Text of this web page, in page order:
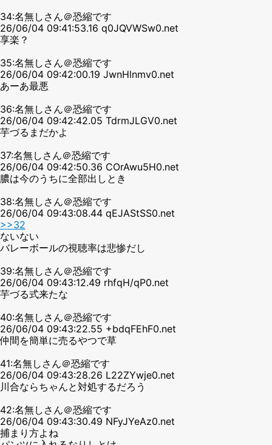
34:名無しさん＠恐縮です
26/06/04 09:41:53.16 q0JQVWSw0.net
享楽？
35:名無しさん＠恐縮です
26/06/04 09:42:00.19 JwnHlnmv0.net
あーあ最悪
36:名無しさん＠恐縮です
26/06/04 09:42:42.05 TdrmJLGV0.net
芋づるまだかよ
37:名無しさん＠恐縮です
26/06/04 09:42:50.36 COrAwu5H0.net
膿は今のうちに全部出しとき
38:名無しさん＠恐縮です
26/06/04 09:43:08.44 qEJAStSS0.net
>>32
ないない
バレーボールの視聴率は悲惨だし
39:名無しさん＠恐縮です
26/06/04 09:43:12.49 rhfqH/qP0.net
芋づる式来たな
40:名無しさん＠恐縮です
26/06/04 09:43:22.55 +bdqFEhF0.net
仲間を簡単に売るやつで草
41:名無しさん＠恐縮です
26/06/04 09:43:28.26 L22ZYwje0.net
川合ならちゃんと対処するだろう
42:名無しさん＠恐縮です
26/06/04 09:43:30.49 NFyJYeAz0.net
捕まり方よね